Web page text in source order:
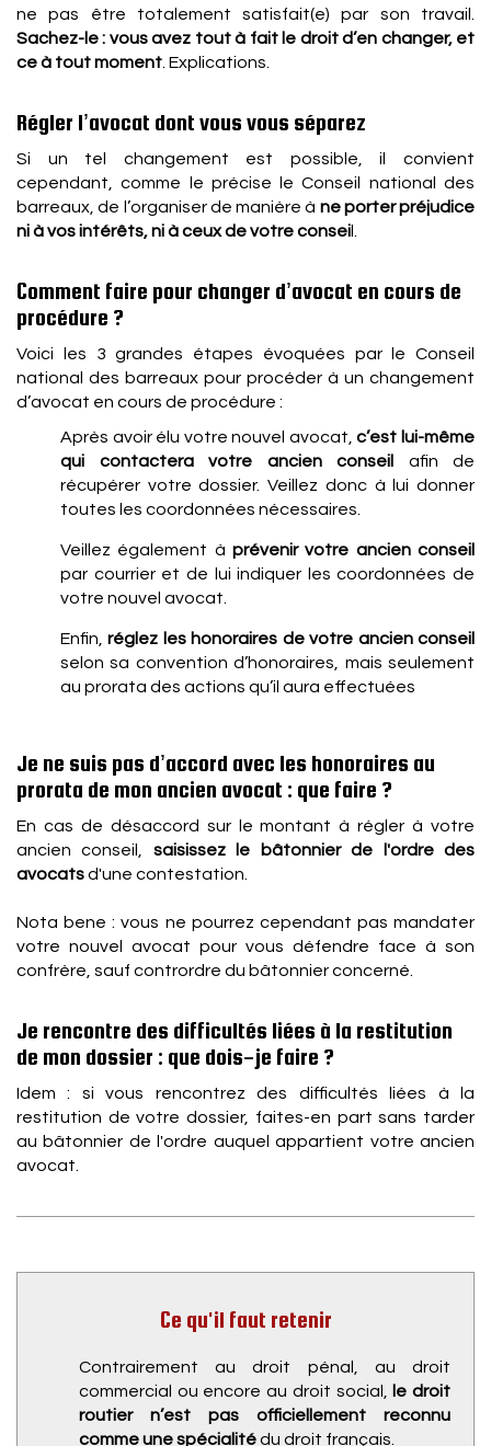
ne pas être totalement satisfait(e) par son travail.
Sachez-le : vous avez tout à fait le droit d’en changer, et
ce à tout moment . Explications.
Régler l’avocat dont vous vous séparez
Si un tel changement est possible, il convient
cependant, comme le précise le Conseil national des
barreaux, de l’organiser de manière à ne porter préjudice
ni à vos intérêts, ni à ceux de votre consei
Comment faire pour changer d’avocat en cours de
procédure ?
Voici les 3 grandes étapes évoquées par le Conseil
national des barreaux pour procéder à un changement
d’avocat en cours de procédure :
Après avoir élu votre nouvel avocat,c’est lui-même
qui contactera votre ancien conseil
afin de
récupérer votre dossier. Veillez donc à lui donner
toutes les coordonnées nécessaires.
Veillez également à prévenir votre ancien conseil
par courrier et de lui indiquer les coordonnées de
votre nouvel avocat.
Enfin,réglez les honoraires de votre ancien conseil
selon sa convention d’honoraires, mais seulement
au prorata des actions qu’il aura effectuées
Je ne suis pas d’accord avec les honoraires au
prorata de mon ancien avocat : que faire ?
En cas de désaccord sur le montant à régler à votre
ancien conseil, saisissez le bâtonnier de l'ordre des
avocatsd'une contestation.
Nota bene : vous ne pourrez cependant pas mandater
votre nouvel avocat pour vous défendre face à son
confrère, sauf contrordre du bâtonnier concerné.
Je rencontre des difficultés liées à la restitution
de mon dossier : que dois-je faire ?
Idem : si vous rencontrez des difficultés liées à la
restitution de votre dossier, faites-en part sans tarder
au bâtonnier de l'ordre auquel appartient votre ancien
avocat.
Ce qu'il faut retenir
Contrairement au droit pénal, au droit
commercial ou encore au droit social,
le droit
routier n’est pas officiellement reconnu
comme une spécialitédu droit français.